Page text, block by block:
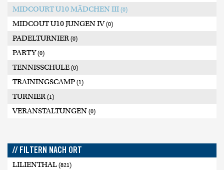
MIDCOURT U10 MÄDCHEN III (0)
MIDCOUT U10 JUNGEN IV(0)
PADELTURNIER (0)
PARTY(0)
TENNISSCHULE (0)
TRAININGSCAMP (1)
TURNIER (1)
VERANSTALTUNGEN (0)
// FILTERN NACH ORT
LILIENTHAL (821)